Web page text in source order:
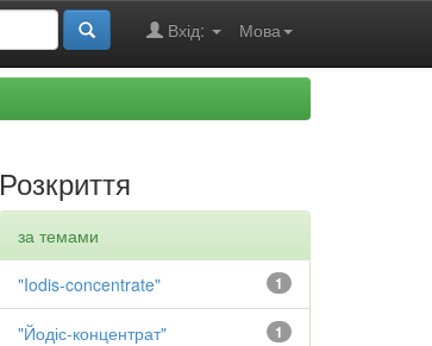
Мова
Вхід:
Розкриття
за темами
1
"Iodis-concentrate"
1
"Йодіс-концентрат"